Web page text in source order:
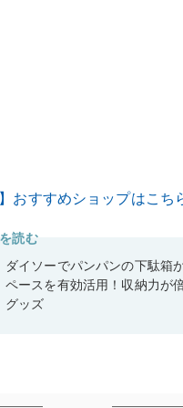
】おすすめショップはこち
読む
ダイソーでパンパンの下駄箱
ペースを有効活用！収納力が
グッズ